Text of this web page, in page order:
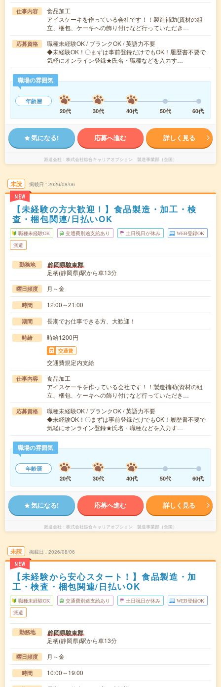
仕事内容
食品加工
アイスケーキを作っている会社です！！製造補助(資材の組
立、梱包、ケーキへの飾り付けなど行っていただき…
応募資格
職種未経験OK / ブランクOK / 英語力不要
◆未経験OK！〇まずは事前登録だけでもOK！履歴書不要で
気軽にオンライン登録★氏名・職種などを入力す…
職場の雰囲気
年齢層
20代
30代 40代 50代 60代
気になる! 応募へ進む 詳しく見る
派遣会社 株式会社綜合キャリアオプション 製造事業部（全国）
未読
NEW
掲載日 2026/08/06
【未経験の方大歓迎！】食品製造・加工・検
査・梱包関連/日払いOK
職種未経験OK 交通費別途支給あり 土日祝日が休み WEB登録OK
派遣
勤務地 静岡県駿東郡
足柄(静岡県)駅から車13分
曜日頻度 月～金
時間 12:00～21:00
期間 長期でお仕事できる方、大歓迎！
時給 時給1200円
交通費
交通費規定内支給
仕事内容
食品加工
アイスケーキを作っている会社です！！製造補助(資材の組
立、梱包、ケーキへの飾り付けなど行っていただき…
応募資格
職種未経験OK / ブランクOK / 英語力不要
◆未経験OK！〇まずは事前登録だけでもOK！履歴書不要で
気軽にオンライン登録★氏名・職種などを入力す…
職場の雰囲気
年齢層
20代
30代 40代 50代 60代
気になる! 応募へ進む 詳しく見る
派遣会社 株式会社綜合キャリアオプション 製造事業部（全国）
未読
NEW
掲載日 2026/08/06
【未経験から安心スタート！】食品製造・加
工・検査・梱包関連/日払いOK
職種未経験OK 交通費別途支給あり 土日祝日が休み WEB登録OK
派遣
勤務地 静岡県駿東郡
足柄(静岡県)駅から車13分
曜日頻度 月～金
時間 10:00～19:00